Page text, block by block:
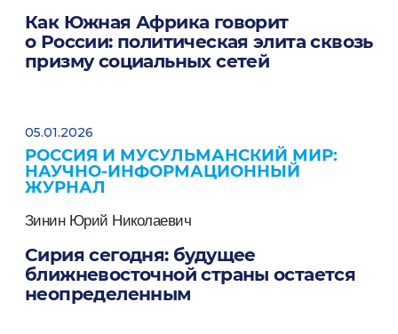
Как Южная Африка говорит
о России: политическая элита сквозь
призму социальных сетей
05.01.2026
РОССИЯ И МУСУЛЬМАНСКИЙ МИР:
НАУЧНО-ИНФОРМАЦИОННЫЙ
ЖУРНАЛ
Зинин Юрий Николаевич
Сирия сегодня: будущее
ближневосточной страны остается
неопределенным